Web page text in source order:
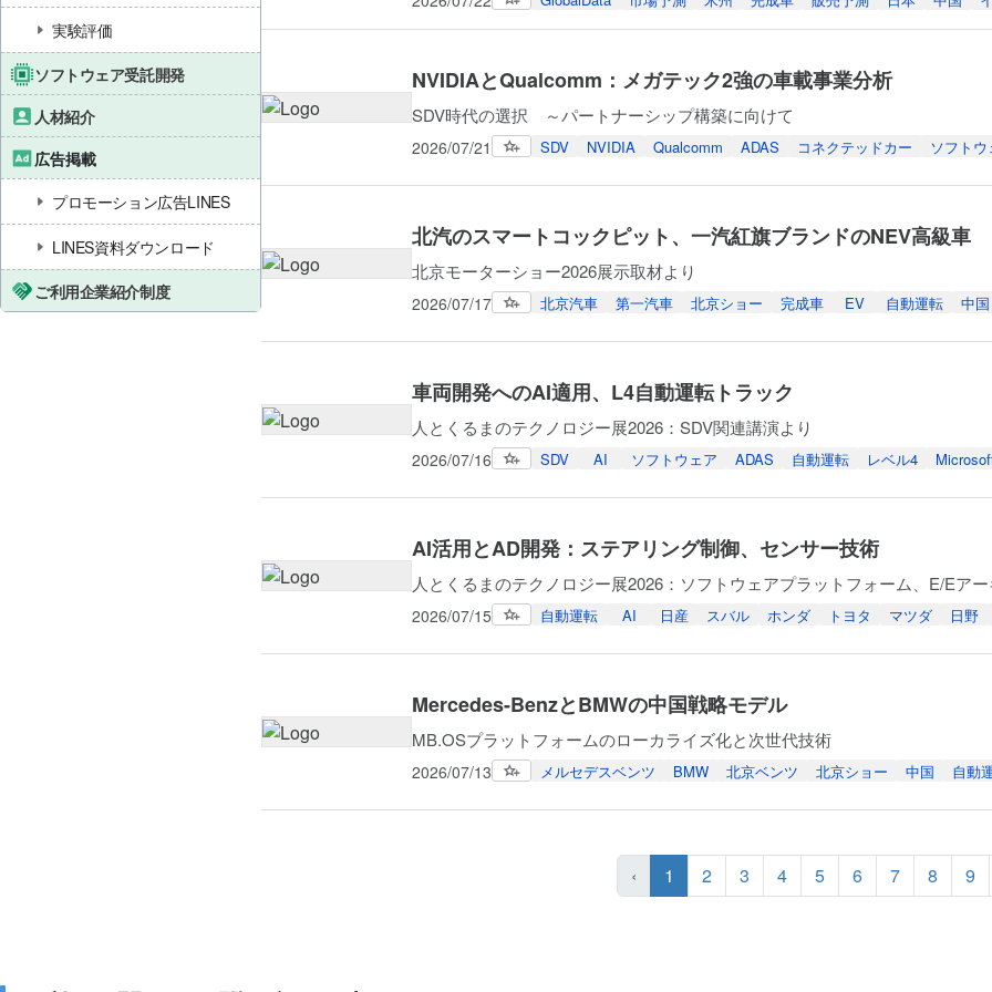
実験評価
ソフトウェア受託開発
人材紹介
広告掲載
プロモーション広告LINES
LINES資料ダウンロード
ご利用企業紹介制度
NVIDIAとQualcomm：メガテック2強の車載事業分析
SDV時代の選択 ～パートナーシップ構築に向けて
2026/07/21 SDV NVIDIA Qualcomm ADAS コネクテッドカー ソフトウ
北汽のスマートコックピット、一汽紅旗ブランドのNEV高級車
北京モーターショー2026展示取材より
2026/07/17 北京汽車 第一汽車 北京ショー 完成車 EV 自動運転 中国
車両開発へのAI適用、L4自動運転トラック
人とくるまのテクノロジー展2026：SDV関連講演より
2026/07/16 SDV AI ソフトウェア ADAS 自動運転 レベル4
AI活用とAD開発：ステアリング制御、センサー技術
2026/07/15 自動運転 AI 日産 スバル ホンダ トヨタ マツダ 日野
Mercedes-BenzとBMWの中国戦略モデル
MB.OSプラットフォームのローカライズ化と次世代技術
2026/07/13 メルセデスベンツ BMW 北京ベンツ 北京ショー 中国 自動
‹ 1 2 3 4 5 6 7 8 9